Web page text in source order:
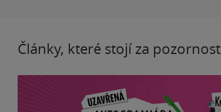
Články, které stojí za pozornost